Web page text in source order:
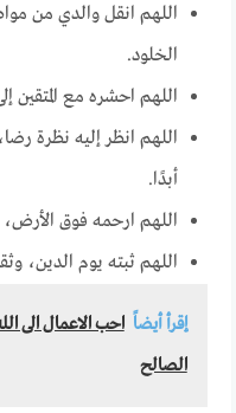
اللهم انقل والدي من
الخلود.
اللهم احشره مع المتقين
اللهم انظر إليه نظرة
أبدًا.
اللهم ارحمه فوق
اللهم ثبته يوم الدين،
إقرأ أيضاً احب الاعمال الى
الصالح